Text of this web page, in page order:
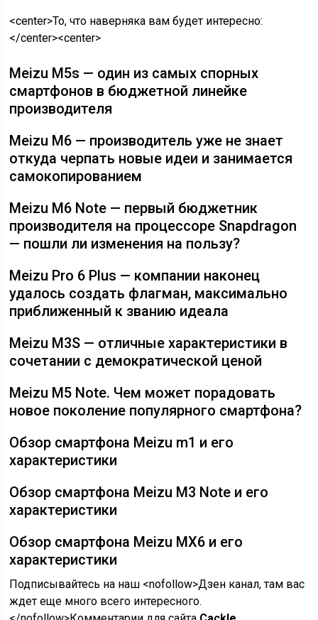
<center>То, что наверняка вам будет интересно:
</center><center>
Meizu M5s — один из самых спорных
смартфонов в бюджетной линейке
производителя
Meizu M6 — производитель уже не знает
откуда черпать новые идеи и занимается
самокопированием
Meizu M6 Note — первый бюджетник
производителя на процессоре Snapdragon
— пошли ли изменения на пользу?
Meizu Pro 6 Plus — компании наконец
удалось создать флагман, максимально
приближенный к званию идеала
Meizu M3S — отличные характеристики в
сочетании с демократической ценой
Meizu M5 Note. Чем может порадовать
новое поколение популярного смартфона?
Обзор смартфона Meizu m1 и его
характеристики
Обзор смартфона Meizu M3 Note и его
характеристики
Обзор смартфона Meizu MX6 и его
характеристики
Подписывайтесь на наш <nofollow>Дзен канал, там вас
ждет еще много всего интересного.